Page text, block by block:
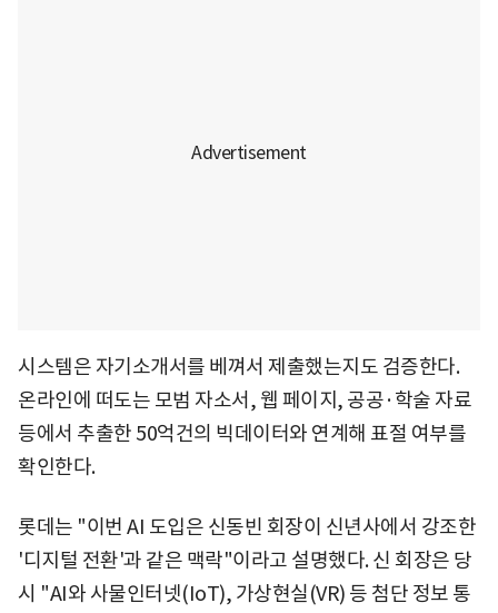
시스템은 자기소개서를 베껴서 제출했는지도 검증한다.
온라인에 떠도는 모범 자소서, 웹 페이지, 공공·학술 자료
등에서 추출한 50억건의 빅데이터와 연계해 표절 여부를
확인한다.
롯데는 "이번 AI 도입은 신동빈 회장이 신년사에서 강조한
'디지털 전환'과 같은 맥락"이라고 설명했다. 신 회장은 당
시 "AI와 사물인터넷(IoT), 가상현실(VR) 등 첨단 정보 통